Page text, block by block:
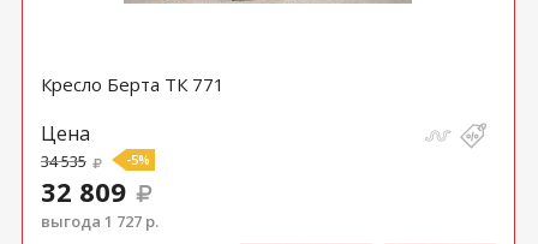
Кресло Берта ТК 771
Цена
34 535 -5%
32 809
выгода 1 727 р.